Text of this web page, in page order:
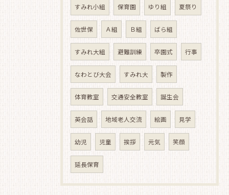
すみれ小組 保育園 ゆり組 夏祭り
佐世保 Ａ組 Ｂ組 ばら組
すみれ大組 避難訓練 卒園式 行事
なわとび大会 すみれ大 製作
体育教室 交通安全教室 誕生会
英会話 地域老人交流 絵画 見学
幼児 児童 挨拶 元気 笑顔
延長保育